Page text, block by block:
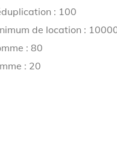
: 100
de location :
: 80
: 20